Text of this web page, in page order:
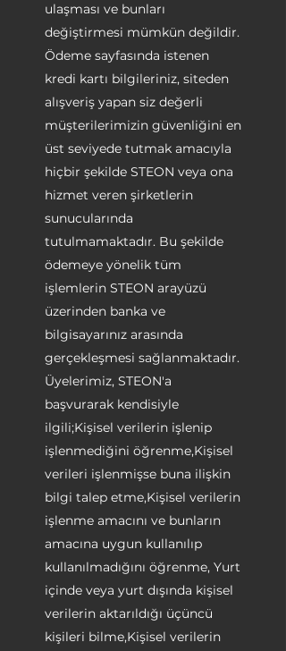
ulaşması ve bunları
değiştirmesi mümkün değildir.
Ödeme sayfasında istenen
kredi kartı bilgileriniz, siteden
alışveriş yapan siz değerli
müşterilerimizin güvenliğini en
üst seviyede tutmak amacıyla
hiçbir şekilde STEON veya ona
hizmet veren şirketlerin
sunucularında
tutulmamaktadır. Bu şekilde
ödemeye yönelik tüm
işlemlerin STEON arayüzü
üzerinden banka ve
bilgisayarınız arasında
gerçekleşmesi sağlanmaktadır.
Üyelerimiz, STEON'a
başvurarak kendisiyle
ilgili;Kişisel verilerin işlenip
işlenmediğini öğrenme,Kişisel
verileri işlenmişse buna ilişkin
bilgi talep etme,Kişisel verilerin
işlenme amacını ve bunların
amacına uygun kullanılıp
kullanılmadığını öğrenme, Yurt
içinde veya yurt dışında kişisel
verilerin aktarıldığı üçüncü
kişileri bilme,Kişisel verilerin